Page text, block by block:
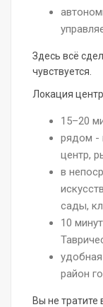
Здесь всё
чувствуется.
Локация
15–20
рядом -
центр,
в
сады,
10
район
Вы не тратите